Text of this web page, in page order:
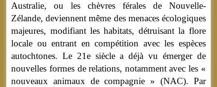
Australie, ou les chèvres férales de Nouvelle-
Zélande, deviennent même des menaces écologiques
majeures, modifiant les habitats, détruisant la flore
locale ou entrant en compétition avec les espèces
autochtones. Le 21e siècle a déjà vu émerger de
nouvelles formes de relations, notamment avec les «
nouveaux animaux de compagnie » (NAC). Par